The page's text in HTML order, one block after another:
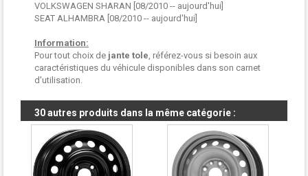
VOLKSWAGEN SHARAN [08/2010 -- aujourd'hui]
SEAT ALHAMBRA [08/2010 -- aujourd'hui]
Information:
Pour tout choix de jante tole, référez-vous si besoin aux
caractéristiques du véhicule disponibles dans son carnet
d'utilisation.
30 autres produits dans la même catégorie :